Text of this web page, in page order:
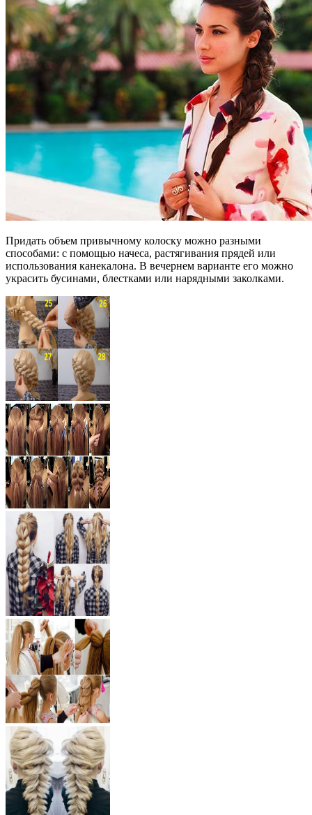
Придать объем привычному колоску можно разными
способами: с помощью начеса, растягивания прядей или
использования канекалона. В вечернем варианте его можно
украсить бусинами, блестками или нарядными заколками.